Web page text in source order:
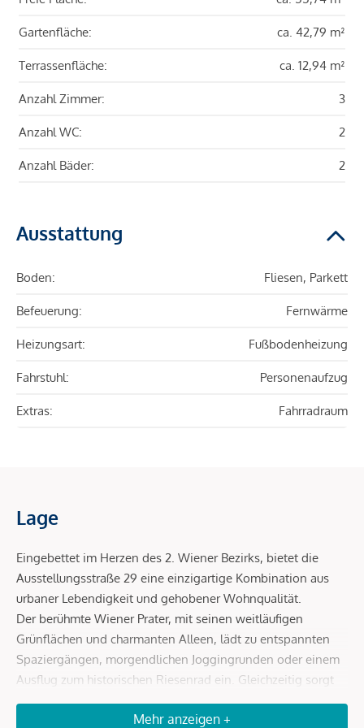
Gartenfläche: ca. 42,79 m²
Terrassenfläche: ca. 12,94 m²
Anzahl Zimmer: 3
Anzahl WC: 2
Anzahl Bäder: 2
Ausstattung
Boden: Fliesen, Parkett
Befeuerung: Fernwärme
Heizungsart: Fußbodenheizung
Fahrstuhl: Personenaufzug
Extras: Fahrradraum
Lage
Eingebettet im Herzen des 2. Wiener Bezirks, bietet die
Ausstellungsstraße 29 eine einzigartige Kombination aus
urbaner Lebendigkeit und gehobener Wohnqualität.
Der berühmte Wiener Prater, mit seinen weitläufigen
Grünflächen und charmanten Alleen, lädt zu entspannten
Spaziergängen, morgendlichen Joggingrunden oder einem
Ausflug zum historischen Riesenrad ein. Gleichzeitig sorgt
die Nähe zur Donau für ein besonderes, naturverbundenes
Lebensgefühl. Eine Adresse für alle, die urbanes Flair und
Mehr anzeigen +